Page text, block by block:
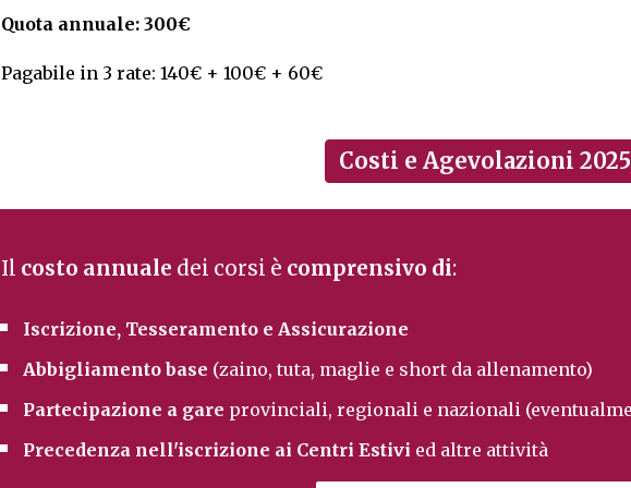
Quota annuale: 300€
Pagabile in 3 rate: 140€ + 100€ + 60€
Costi e Agevolazioni
Il costo annuale dei corsi è comprensivo di:
Iscrizione, Tesseramento e Assicurazione
Abbigliamento base (zaino, tuta, maglie e short da allenamento)
Partecipazione a gare provinciali, regionali e nazionali
Precedenza nell'iscrizione ai Centri Estivi ed altre attività